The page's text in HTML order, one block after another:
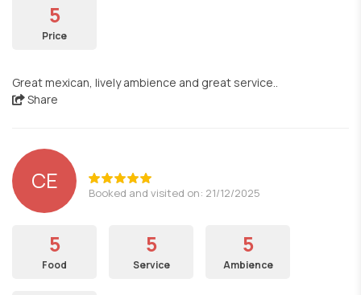
5
Price
Great mexican, lively ambience and great service..
Share
CE Booked and visited on: 21/12/2025
5
Food
5
Service
5
Ambience